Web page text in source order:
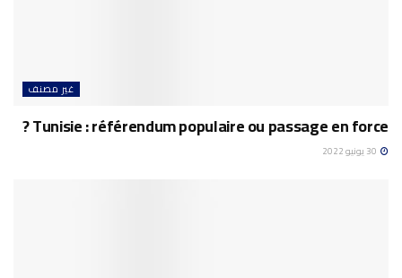
غير مصنف
Tunisie : référendum populaire ou passage en force ?